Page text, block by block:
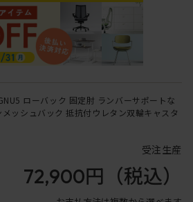
ローバック 固定肘 ランバーサポートな
ッシュバック 抵抗付ウレタン双輪キャスタ
受注生産
72,900円 （税込）